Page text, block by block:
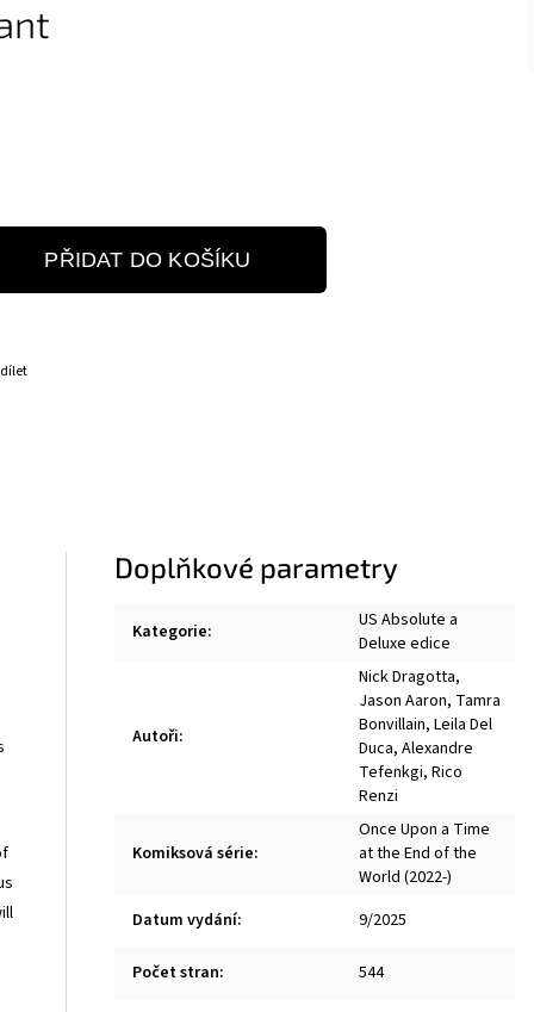
PŘIDAT DO KOŠÍKU
Doplňkové parametry
Kategorie:
US Absolute a
Deluxe edice
Autoři:
Nick Dragotta,
Jason Aaron, Tamra
Bonvillain,Leila Del
Duca,Alexandre
Tefenkgi,Rico
Renzi
Komiksová série:
Once Upon a Time
at the End of the
World (2022-)
Datum vydání: 9/2025
Počet stran: 544